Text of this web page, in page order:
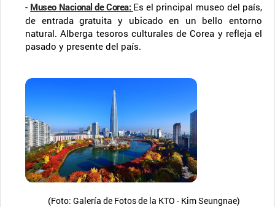
- Museo Nacional de Corea: Es el principal museo del país,
de entrada gratuita y ubicado en un bello entorno
natural. Alberga tesoros culturales de Corea y refleja el
pasado y presente del país.
(Foto: Galería de Fotos de la KTO - Kim Seungnae)